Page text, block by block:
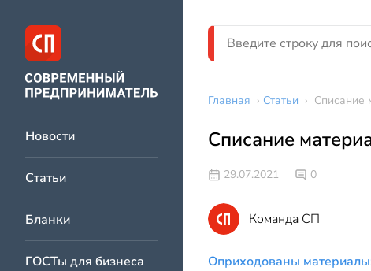
Новости
Статьи
Бланки
ГОСТы для бизнеса
Главная › Статьи › Списание
Списание
29.07.2021 0
Команда СП
Оприходованы